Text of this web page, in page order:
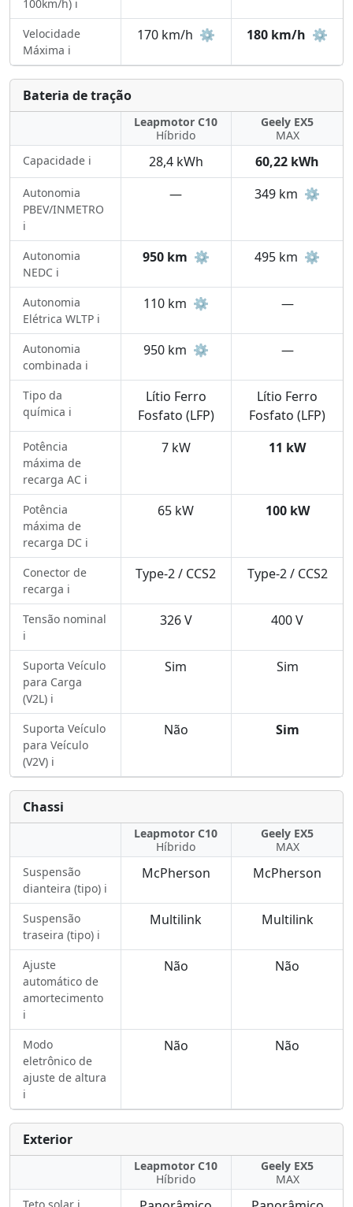
100km/h) ℹ️
Velocidade
Máxima ℹ️
170 km/h ⚙️ 180 km/h ⚙️
Bateria de tração
Leapmotor C10
Híbrido
Geely EX5
MAX
Capacidade ℹ️
28,4 kWh 60,22 kWh
Autonomia
PBEV/INMETRO
ℹ️
— 349 km ⚙️
Autonomia
NEDC ℹ️
950 km ⚙️ 495 km ⚙️
Autonomia
Elétrica WLTP ℹ️
110 km ⚙️ —
Autonomia
combinada ℹ️
950 km ⚙️ —
Tipo da
química ℹ️
Lítio Ferro
Fosfato (LFP)
Lítio Ferro
Fosfato (LFP)
Potência
máxima de
recarga AC ℹ️
7 kW 11 kW
Potência
máxima de
recarga DC ℹ️
65 kW 100 kW
Conector de
recarga ℹ️
Type-2 / CCS2 Type-2 / CCS2
Tensão nominal
ℹ️
326 V 400 V
Suporta Veículo
para Carga
(V2L) ℹ️
Sim Sim
Suporta Veículo
para Veículo
(V2V) ℹ️
Não Sim
Chassi
Leapmotor C10
Híbrido
Geely EX5
MAX
Suspensão
dianteira (tipo) ℹ️
McPherson McPherson
Suspensão
traseira (tipo) ℹ️
Multilink Multilink
Ajuste
automático de
amortecimento
ℹ️
Não Não
Modo
eletrônico de
ajuste de altura
ℹ️
Não Não
Exterior
Leapmotor C10
Híbrido
Geely EX5
MAX